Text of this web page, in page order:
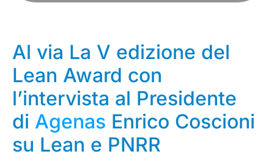
Al via La V edizione del
Lean Award con
l’intervista al Presidente
di Agenas Enrico Coscioni
su Lean e PNRR